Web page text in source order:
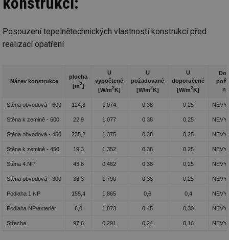
Posouzení tepelnětechnických vlastností konstrukcí před
realizací opatření
Název konstrukce
plocha
[m2]
U
vypočtené
[W/m2K]
U
požadované
[W/m2K]
U
doporučené
[W/m2K]
Stěna obvodová - 600 124,8 1,074 0,38 0,25
Stěna k zemině - 600 22,9 1,077 0,38 0,25
Stěna obvodová - 450 235,2 1,375 0,38 0,25
Stěna k zemině - 450 19,3 1,352 0,38 0,25
Stěna 4.NP 43,6 0,462 0,38 0,25
Stěna obvodová - 300 38,3 1,790 0,38 0,25
Podlaha 1.NP 155,4 1,865 0,6 0,4
Podlaha NP/exteriér 6,0 1,873 0,45 0,30
Střecha 97,6 0,291 0,24 0,16